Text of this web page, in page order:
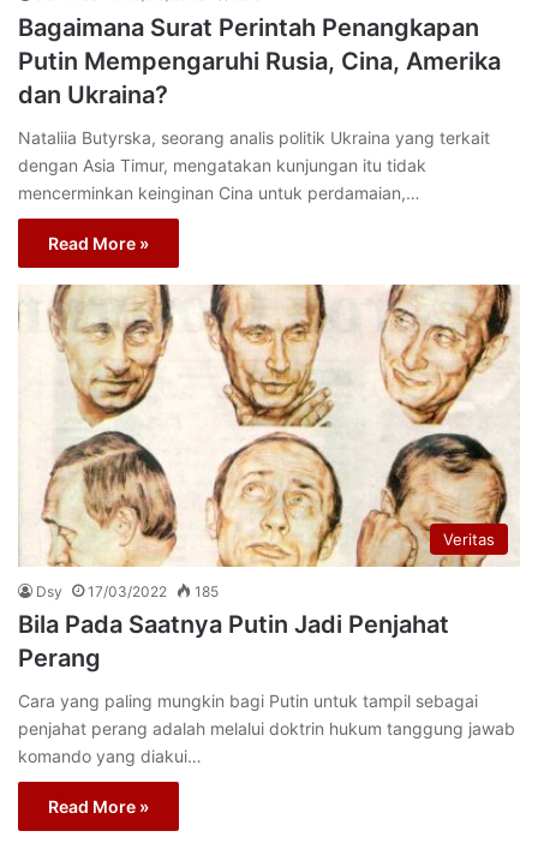
Bagaimana Surat Perintah Penangkapan
Putin Mempengaruhi Rusia, Cina, Amerika
dan Ukraina?
Nataliia Butyrska, seorang analis politik Ukraina yang terkait
dengan Asia Timur, mengatakan kunjungan itu tidak
mencerminkan keinginan Cina untuk perdamaian,…
Read More »
Veritas
Dsy 17/03/2022 185
Bila Pada Saatnya Putin Jadi Penjahat
Perang
Cara yang paling mungkin bagi Putin untuk tampil sebagai
penjahat perang adalah melalui doktrin hukum tanggung jawab
komando yang diakui…
Read More »